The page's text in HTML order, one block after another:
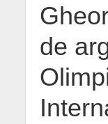
de